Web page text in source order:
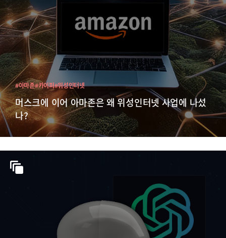
머스크에 이어 아마존은 왜 위성인터넷 사업에 나섰
나?
#아마존#카이퍼#위성인터넷